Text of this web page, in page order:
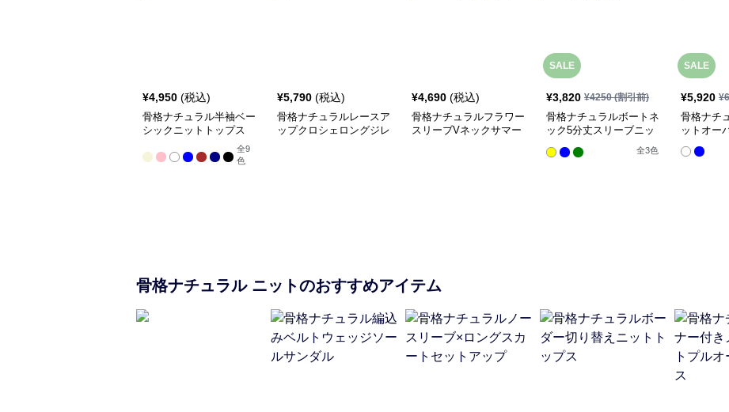
¥4,950 (税込)
骨格ナチュラル半袖ベー
シックニットトップス
全9
色
¥5,790 (税込)
骨格ナチュラルレースア
ップクロシェロングジレ
¥4,690 (税込)
骨格ナチュラルフラワー
スリーブVネックサマー
SALE
¥3,820 ¥4250(割引前)
骨格ナチュラルボートネ
ック5分丈スリーブニッ
全3色
SALE
¥5,920 ¥
骨格ナチ
ットオー
骨格ナチュラル ニットのおすすめアイテム